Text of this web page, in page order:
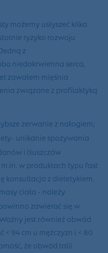
możemy usłyszeć kilka
ryzyko rozwoju
z
niedokrwienna serca,
zawałem mięśnia
związane z profilaktyką
zerwanie z nałogiem;
- unikanie spożywania
i tłuszczów
w produktach typu fast
konsultacja z dietetykiem.
ciała - należy
zawierać się w
jest również obwód
94 cm u mężczyzn i < 80
że obwód talii